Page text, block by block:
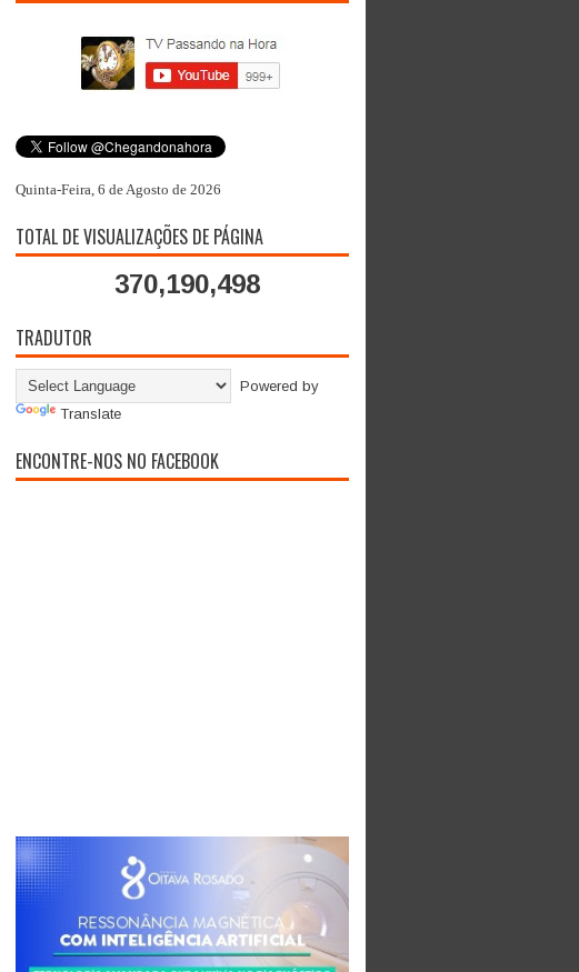
Quinta-Feira, 6 de Agosto de 2026
TOTAL DE VISUALIZAÇÕES DE PÁGINA
370,190,498
TRADUTOR
Powered by
Translate
ENCONTRE-NOS NO FACEBOOK